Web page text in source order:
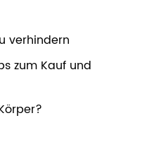
verhindern
zum Kauf und